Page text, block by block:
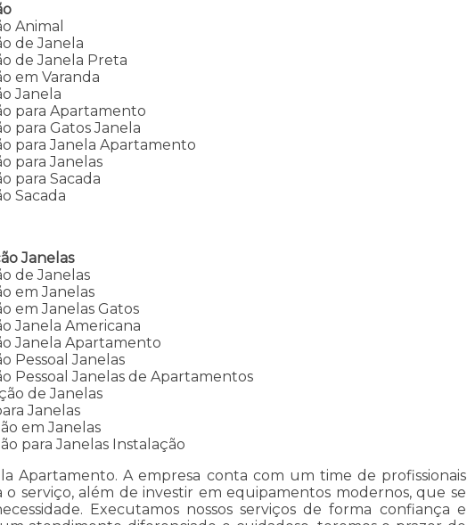
Animal
de Janela
de Janela Preta
em Varanda
Janela
para Apartamento
para Gatos Janela
para Janela Apartamento
para Janelas
para Sacada
Sacada
Janelas
de Janelas
em Janelas
em Janelas Gatos
Janela Americana
Janela Apartamento
Pessoal Janelas
Pessoal Janelas de Apartamentos
de Janelas
Janelas
em Janelas
para Janelas Instalação
Apartamento. A empresa conta com um time de profissionais
o serviço, além de investir em equipamentos modernos, que se
Executamos nossos serviços de forma confiança e